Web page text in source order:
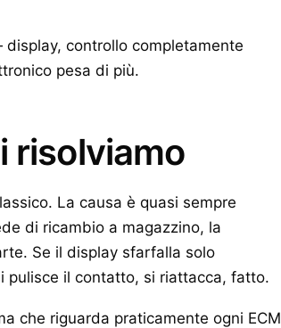
controllo completamente
pesa di più.
risolviamo
La causa è quasi sempre
di ricambio a magazzino, la
Se il display sfarfalla solo
il contatto, si riattacca, fatto.
che riguarda praticamente ogni ECM